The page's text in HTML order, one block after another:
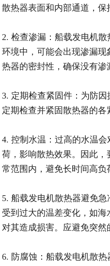
散热器表面和内部通道，保
2. 检查渗漏：船载发电机
环境中，可能会出现渗漏
热器的密封性，确保没有渗
3. 定期检查紧固件：为防
定期检查并紧固散热器的各
4. 控制水温：过高的水温
荷，影响散热效果。因此
常范围内，避免长时间高负
5. 船载发电机散热器避免
受到过大的温差变化，如
对其造成损害。应避免突然
6. 防腐蚀：船载发电机散热